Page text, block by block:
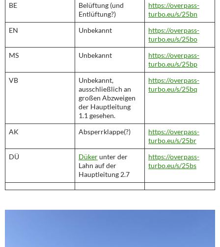
BE
Belüftung (und
Entlüftung?)
https://overpass-
turbo.eu/s/25bn
EN
Unbekannt
https://overpass-
turbo.eu/s/25bo
MS
Unbekannt
https://overpass-
turbo.eu/s/25bp
VB
Unbekannt,
ausschließlich an
großen Abzweigen
der Hauptleitung
1.1 gesehen.
https://overpass-
turbo.eu/s/25bq
AK Absperrklappe(?)
https://overpass-
turbo.eu/s/25br
DÜ
Dükerunter der
Lahn auf der
Hauptleitung 2.7
https://overpass-
turbo.eu/s/25bs